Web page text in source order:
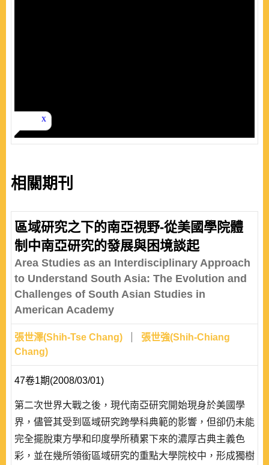
相關期刊
區域研究之下的南亞視野-從美國學院體
制中南亞研究的發展與困境談起
Area Studies as an Interdisciplinary Approach
to Understand South Asia: The Evolution and
Challenges of South Asian Studies in
American Academy
張世澤(Shih-Tse Chang)
張世強(Shih-Chiang
Chang)
47卷1期(2008/03/01)
第二次世界大戰之後，現代南亞研究開始現身於美國學
界，儘管其受到區域研究跨學科典範的影響，但卻仍未能
完全擺脫東方學和印度學所積累下來的濃厚古典主義色
彩，並在幾所領銜區域研究的重點大學院校中，形成獨樹